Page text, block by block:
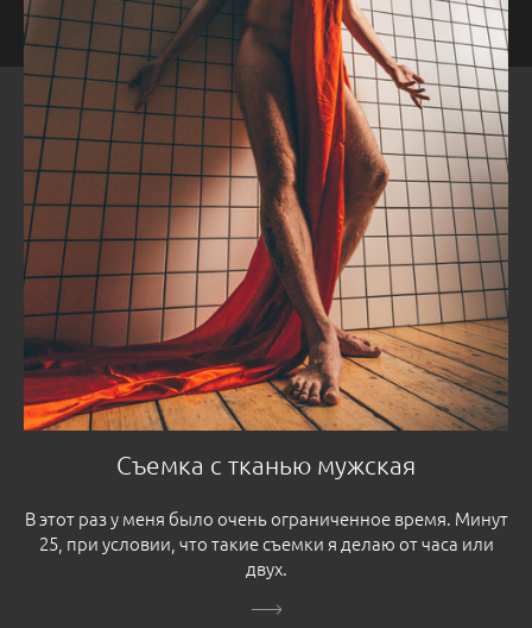
Съемка с тканью мужская
В этот раз у меня было очень ограниченное время. Минут
25, при условии, что такие съемки я делаю от часа или
двух.